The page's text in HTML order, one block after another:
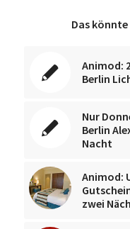
Das
Animod:
Berlin
Nur
Berlin
Nacht
Animod:
zwei